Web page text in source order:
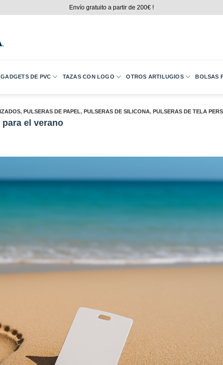
Envío gratuito a partir de 200€ !
GADGETS DE PVC TAZAS CON LOGO OTROS ARTILUGIOS BOLSAS
, PULSERAS DE PAPEL, PULSERAS DE SILICONA, PULSERAS DE TELA
el verano